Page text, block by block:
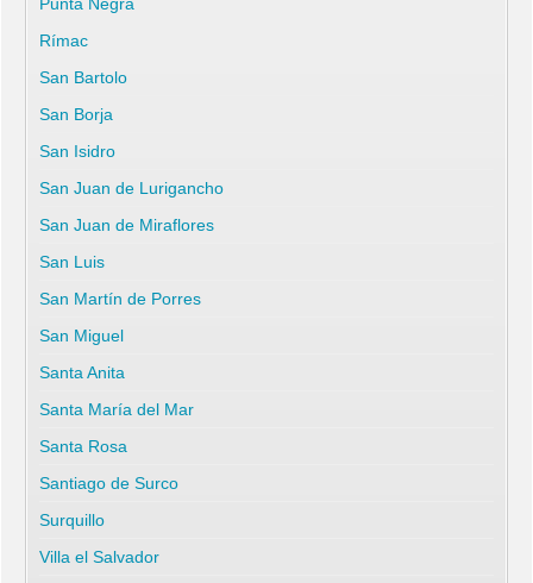
Rímac
San Bartolo
San Borja
San Isidro
San Juan de Lurigancho
San Juan de Miraflores
San Luis
San Martín de Porres
San Miguel
Santa Anita
Santa María del Mar
Santa Rosa
Santiago de Surco
Surquillo
Villa el Salvador